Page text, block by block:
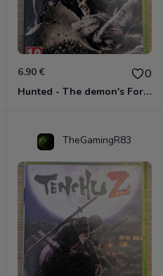
6.90 € 0
Hunted - The demon's Forge Xbox 360 (Complet CIB)
TheGamingR83